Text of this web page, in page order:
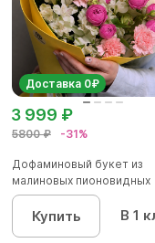
Доставка 0₽
5800 ₽ -31%
3 999 ₽
Дофаминовый букет из
малиновых пионовидных
кустовых роз...
Купить В 1